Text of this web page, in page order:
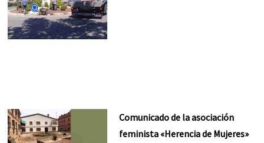
Comunicado de la asociación
feminista «Herencia de Mujeres»